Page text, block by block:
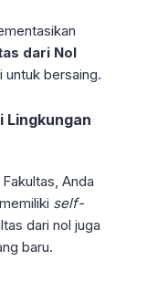
dari Nol
untuk bersaing.
Lingkungan
Anda
self-
dari nol juga
baru.